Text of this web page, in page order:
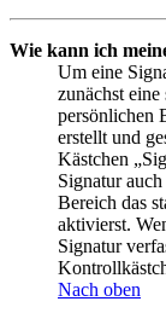
Wie kann ich
Um eine
zunächst
persönlichen
erstellt und
Kästchen
Signatur
Bereich das
aktivierst.
Signatur
Nach oben